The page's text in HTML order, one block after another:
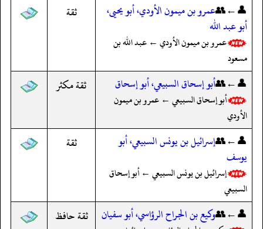
👤←👥عمرو بن ميمون الأودي، أبو يحيى،
أبو عبد الله
عمرو بن ميمون الأودي ← عبد الله بن
مسعود
ثقة
👤←👥أبو إسحاق السبيعي، أبو إسحاق
أبو إسحاق السبيعي ← عمرو بن ميمون
الأودي
ثقة مكثر
👤←👥إسرائيل بن يونس السبيعي، أبو
يوسف
إسرائيل بن يونس السبيعي ← أبو إسحاق
السبيعي
ثقة
👤←👥وكيع بن الجراح الرؤاسي، أبو سفيان
ثقة حافظ